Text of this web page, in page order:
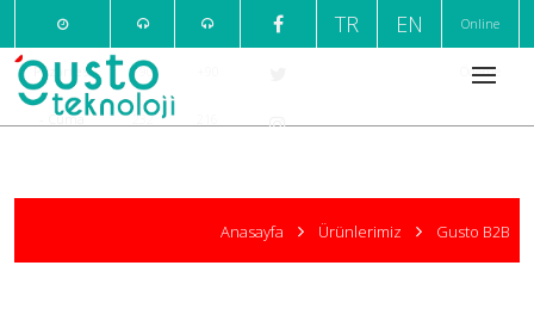
Pazartesi
- Cuma
+90
232
999 666
TR EN Online
Ödeme
Anasayfa Ürünlerimiz Gusto B2B